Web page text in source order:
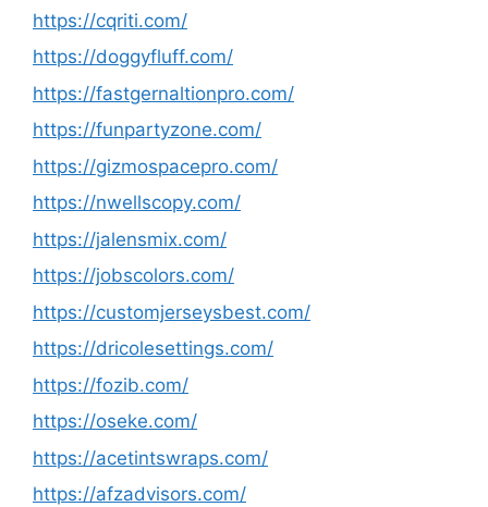
https://cqriti.com/
https://doggyfluff.com/
https://fastgernaltionpro.com/
https://funpartyzone.com/
https://gizmospacepro.com/
https://nwellscopy.com/
https://jalensmix.com/
https://jobscolors.com/
https://customjerseysbest.com/
https://dricolesettings.com/
https://fozib.com/
https://oseke.com/
https://acetintswraps.com/
https://afzadvisors.com/